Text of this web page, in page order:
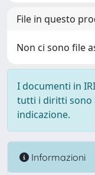
File in questo
Non ci sono file
I documenti in
tutti i diritti sono
indicazione.
Informazioni